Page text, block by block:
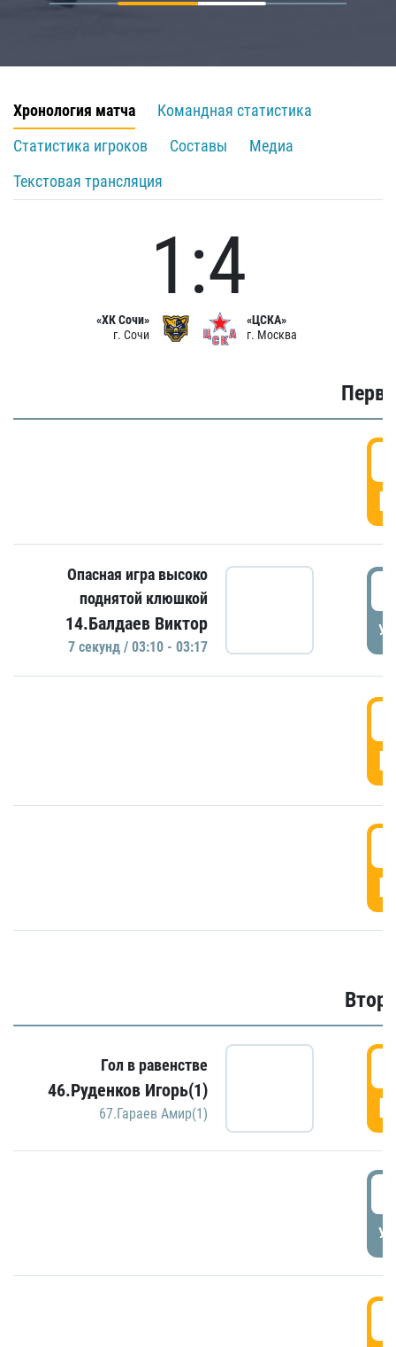
Хронология матча
Командная статистика
Статистика игроков
Составы
Медиа
Текстовая трансляция
«ХК Сочи»
г. Сочи
1:4
«ЦСКА»
г. Москва
Опасная игра высоко
поднятой клюшкой
14.Балдаев Виктор
7 секунд / 03:10 - 03:17
Гол в равенстве
46.Руденков Игорь(1)
67.Гараев Амир(1)